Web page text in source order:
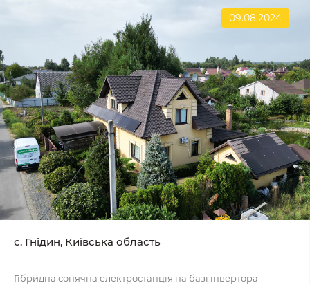
09.08.2024
с. Гнідин, Київська область
Гібридна сонячна електростанція на базі інвертора